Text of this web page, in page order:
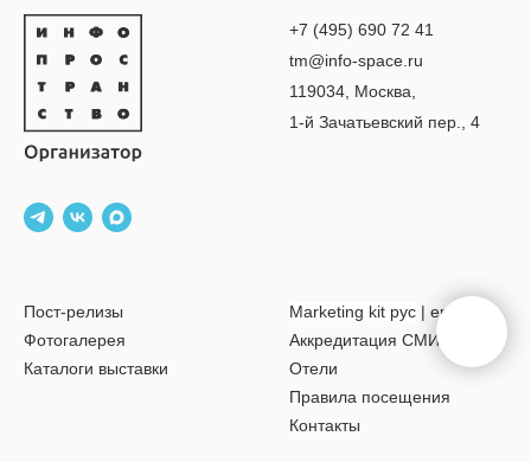
+7 (495) 690 72 41
tm@info-space.ru
119034, Москва,
1-й Зачатьевский пер., 4
Пост-релизы
Фотогалерея
Каталоги выставки
Marketing kit рус | eng
Аккредитация СМИ
Отели
Правила посещения
Контакты